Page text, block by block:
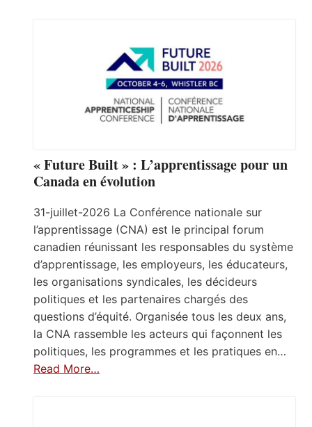
« Future Built » : L’apprentissage pour un
Canada en évolution
31-juillet-2026 La Conférence nationale sur
l’apprentissage (CNA) est le principal forum
canadien réunissant les responsables du système
d’apprentissage, les employeurs, les éducateurs,
les organisations syndicales, les décideurs
politiques et les partenaires chargés des
questions d’équité. Organisée tous les deux ans,
la CNA rassemble les acteurs qui façonnent les
politiques, les programmes et les pratiques en…
Read More…